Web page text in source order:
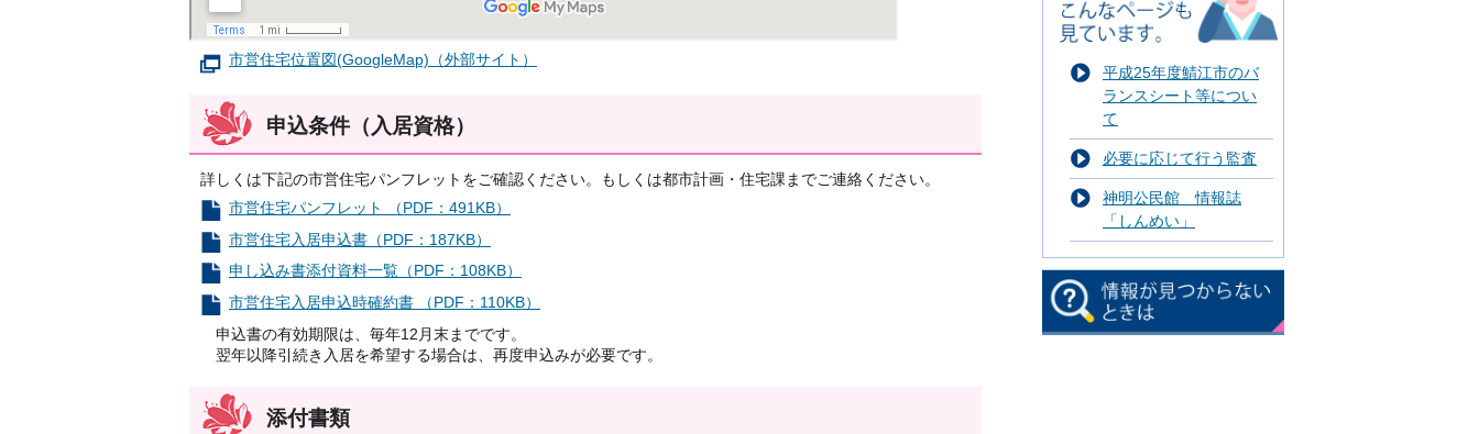
市営住宅位置図(GoogleMap)（外部サイト）
申込条件（入居資格）
詳しくは下記の市営住宅パンフレットをご確認ください。もしくは都市計画・住宅課までご連絡ください。
市営住宅パンフレット （PDF：491KB）
市営住宅入居申込書（PDF：187KB）
申し込み書添付資料一覧（PDF：108KB）
市営住宅入居申込時確約書 （PDF：110KB）
申込書の有効期限は、毎年12月末までです。
翌年以降引続き入居を希望する場合は、再度申込みが必要です。
添付書類
平成25年度鯖江市のバ
ランスシート等につい
て
必要に応じて行う監査
神明公民館 情報誌
「しんめい」